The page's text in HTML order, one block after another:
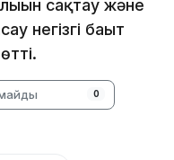
сақтау және
негізгі бағыт
0